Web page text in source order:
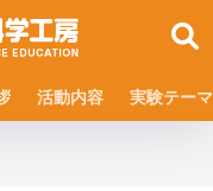
活動内容 実験テーマ